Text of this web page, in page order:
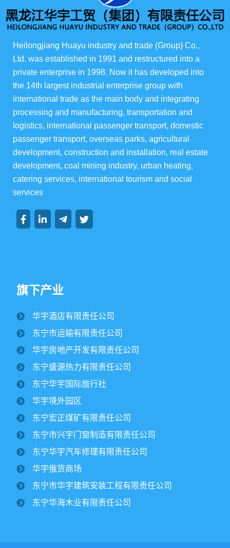
所有产品
俄罗斯伊娃农场
华宇酒店宴会级
华宇楼盘
集团资讯
纪文楠董事长赴境外园区视察大豆收割工作
丰收季。10月15日，华宇集团董事长纪文楠赴境外园区视察农
作物收割工作。集团党委书记姜扬、副总经理才东...
￼
2025/07/12
2823
Heilongjiang Huayu industry and trade (Group) Co.,
Ltd. was established in 1991 and restructured into a
private enterprise in 1998. Now it has developed into
the 14th largest industrial enterprise group with
international trade as the main body and integrating
processing and manufacturing, transportation and
logistics, international passenger transport, domestic
passenger transport, overseas parks, agricultural
development, construction and installation, real estate
development, coal mining industry, urban heating,
catering services, international tourism and social
services
旗下产业
华宇酒店有限责任公司
东宁市运输有限责任公司
华宇房地产开发有限责任公司
东宁盛源热力有限责任公司
东宁华宇国际旅行社
华宇境外园区
东宁宏正煤矿有限责任公司
东宁市兴宇门窗制造有限责任公司
东宁华宇汽车修理有限责任公司
华宇俄货商场
东宁市华宇建筑安装工程有限责任公司
东宁华海木业有限责任公司